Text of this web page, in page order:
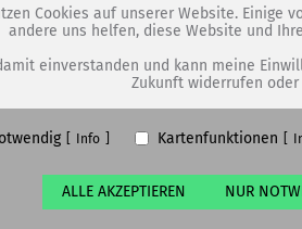
PHP Session Cookie
Eigentümer dieser Website (Wenko-
Absicherung Kontaktformular / SPAM
PHPSESSID, fe_typo_user
undefined
Cookiespeicherung Entscheidungscookie
Cookies auf unserer Website. Einige
andere uns helfen, diese Website und
einverstanden und kann meine
Zukunft widerrufen oder
Info Kartenfunktionen
ALLE AKZEPTIEREN NUR